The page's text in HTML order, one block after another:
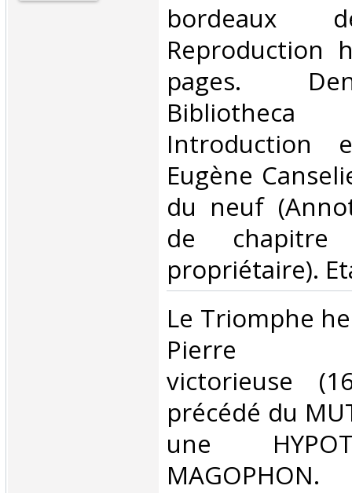
bordeaux
Reproduction
pages.
Introduction
Eugène
du neuf
de
propriétaire).
‎Le Triomphe
Pierre
victorieuse
précédé du
une
MAGOPHON. ‎